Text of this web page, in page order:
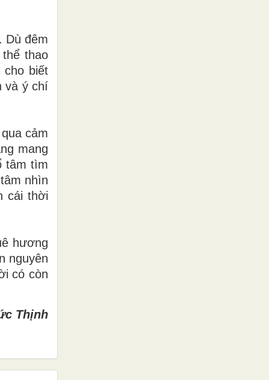
Dù đêm
thao
cho biết
và ý chí
cảm
mang
tâm tìm
nhìn
cái thời
hương
nguyên
có còn
Thịnh